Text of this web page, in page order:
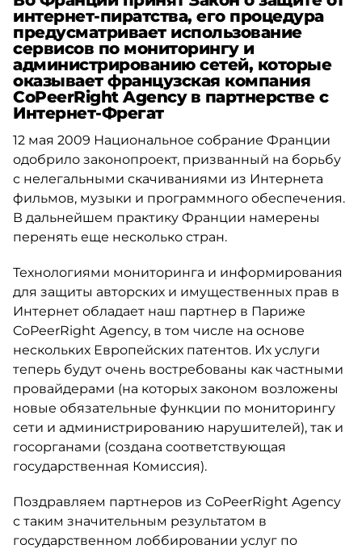
интернет-пиратства, его процедура
предусматривает использование
сервисов по мониторингу и
администрированию сетей, которые
оказывает французская компания
CoPeerRight Agency в партнерстве с
Интернет-Фрегат
12 мая 2009 Национальное собрание Франции
одобрило законопроект, призванный на борьбу
с нелегальными скачиваниями из Интернета
фильмов, музыки и программного обеспечения.
В дальнейшем практику Франции намерены
перенять еще несколько стран.
Технологиями мониторинга и информирования
для защиты авторских и имущественных прав в
Интернет обладает наш партнер в Париже
CoPeerRight Agency, в том числе на основе
нескольких Европейских патентов. Их услуги
теперь будут очень востребованы как частными
провайдерами (на которых законом возложены
новые обязательные функции по мониторингу
сети и администрированию нарушителей), так и
госорганами (создана соответствующая
государственная Комиссия).
Поздравляем партнеров из CoPeerRight Agency
с таким значительным результатом в
государственном лоббировании услуг по